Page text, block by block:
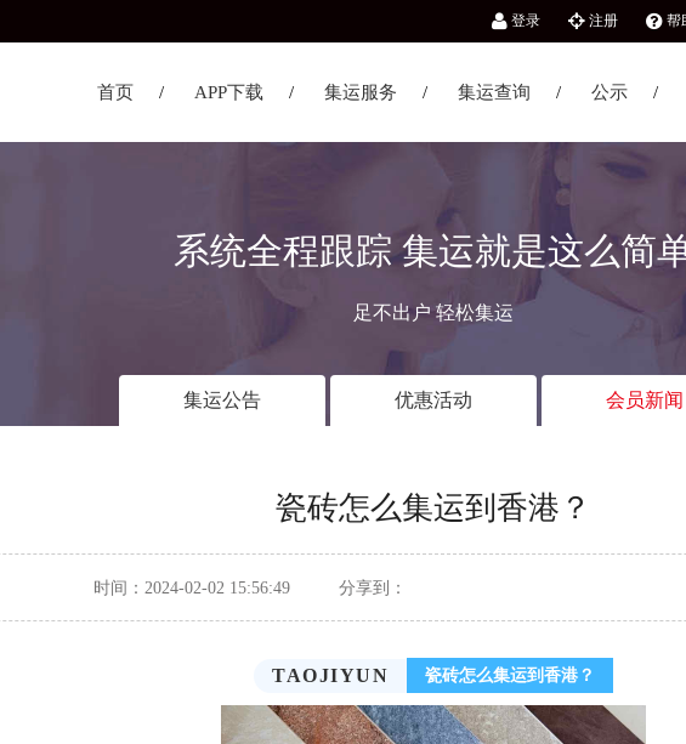
登录 注册 帮
首页 APP下载 集运服务 集运查询 公示
系统全程跟踪 集运就是这么简
足不出户 轻松集运
集运公告 优惠活动 会员新闻
瓷砖怎么集运到香港？
时间：2024-02-02 15:56:49 分享到：
TAOJIYUN 瓷砖怎么集运到香港？